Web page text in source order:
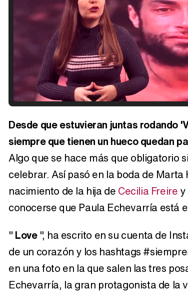
Desde que estuvieran juntas rodando
siempre que tienen un hueco quedan
Algo que se hace más que obligatorio
celebrar. Así pasó en la boda de
nacimiento de la hija de Cecilia Freire
conocerse que Paula Echevarría está
" Love", ha escrito en su cuenta de
de un corazón y los hashtags
en una foto en la que salen las tres
Echevarría, la gran protagonista de la